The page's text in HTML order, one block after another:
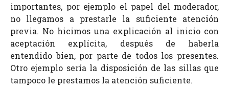
importantes, por ejemplo el papel del moderador,
no llegamos a prestarle la suficiente atención
previa. No hicimos una explicación al inicio con
aceptación explícita, después de haberla
entendido bien, por parte de todos los presentes.
Otro ejemplo sería la disposición de las sillas que
tampoco le prestamos la atención suficiente.